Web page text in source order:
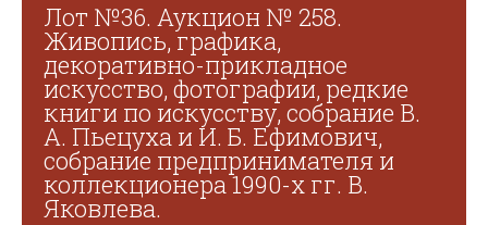
Лот №36. Аукцион № 258.
Живопись, графика,
декоративно-прикладное
искусство, фотографии, редкие
книги по искусству, собрание В.
А. Пьецуха и И. Б. Ефимович,
собрание предпринимателя и
коллекционера 1990-х гг. В.
Яковлева.